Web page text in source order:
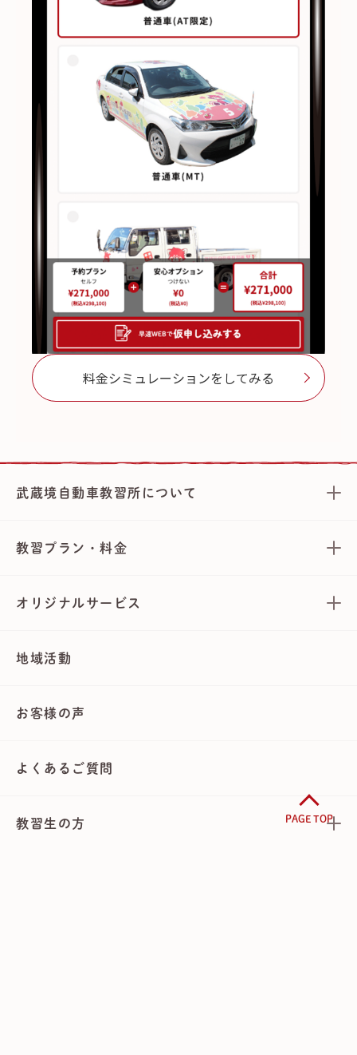
PAGE TOP
料金シミュレーションをしてみる
武蔵境自動車教習所について
教習プラン・料金
オリジナルサービス
地域活動
お客様の声
よくあるご質問
教習生の方